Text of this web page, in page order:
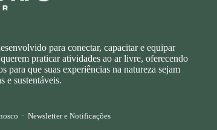
para conectar, capacitar e equipar
praticar atividades ao ar livre, oferecendo
para que suas experiências na natureza sejam
e sustentáveis.
· Newsletter e Notificações